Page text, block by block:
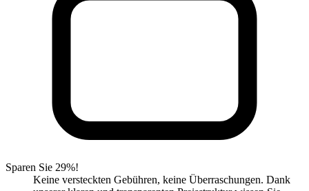
Sparen Sie 29%!
Keine versteckten Gebühren, keine Überraschungen. Dank